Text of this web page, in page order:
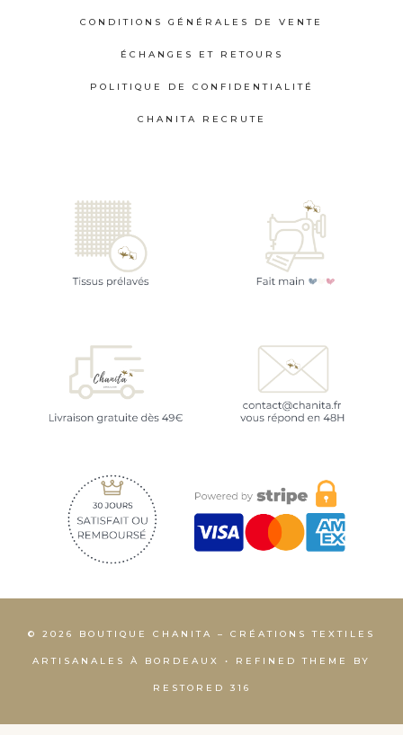
CONDITIONS GÉNÉRALES DE VENTE
ÉCHANGES ET RETOURS
POLITIQUE DE CONFIDENTIALITÉ
CHANITA RECRUTE
© 2026 BOUTIQUE CHANITA – CRÉATIONS TEXTILES
ARTISANALES À BORDEAUX • REFINED THEME BY
RESTORED 316